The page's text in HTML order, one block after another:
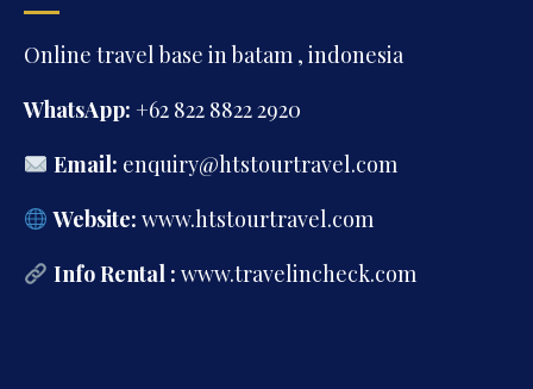
Online travel base in batam , indonesia
WhatsApp: +62 822 8822 2920
Email: enquiry@htstourtravel.com
Website: www.htstourtravel.com
Info Rental : www.travelincheck.com